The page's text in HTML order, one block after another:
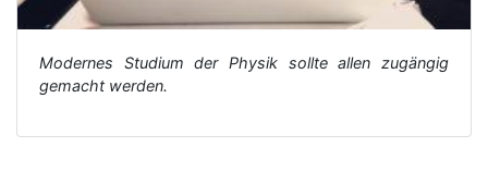
Modernes Studium der Physik sollte allen zugängig
gemacht werden.